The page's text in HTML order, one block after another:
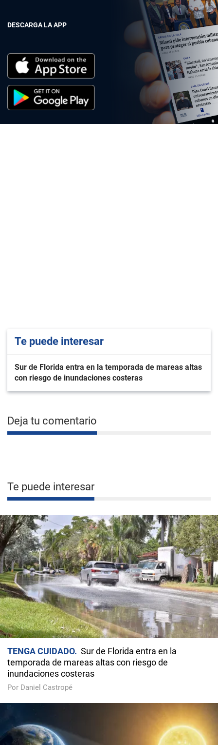
DESCARGA LA APP
Te puede interesar
Sur de Florida entra en la temporada de mareas altas
con riesgo de inundaciones costeras
Deja tu comentario
Te puede interesar
TENGA CUIDADO
Sur de Florida entra en la
temporada de mareas altas con riesgo de
inundaciones costeras
Por Daniel Castropé